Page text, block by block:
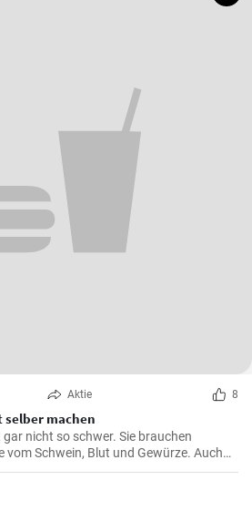
Aktie 8
selber machen
nicht so schwer. Sie brauchen
vom Schwein, Blut und Gewürze. Auch
Tote Oma wird mit Grützwurst
Getreide) bindet die Wurst .